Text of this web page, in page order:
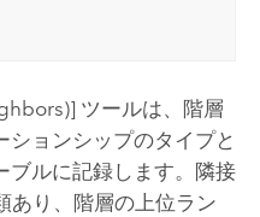
ツールは、階層
ションシップのタイプと
ブルに記録します。隣接
あり、階層の上位ラン